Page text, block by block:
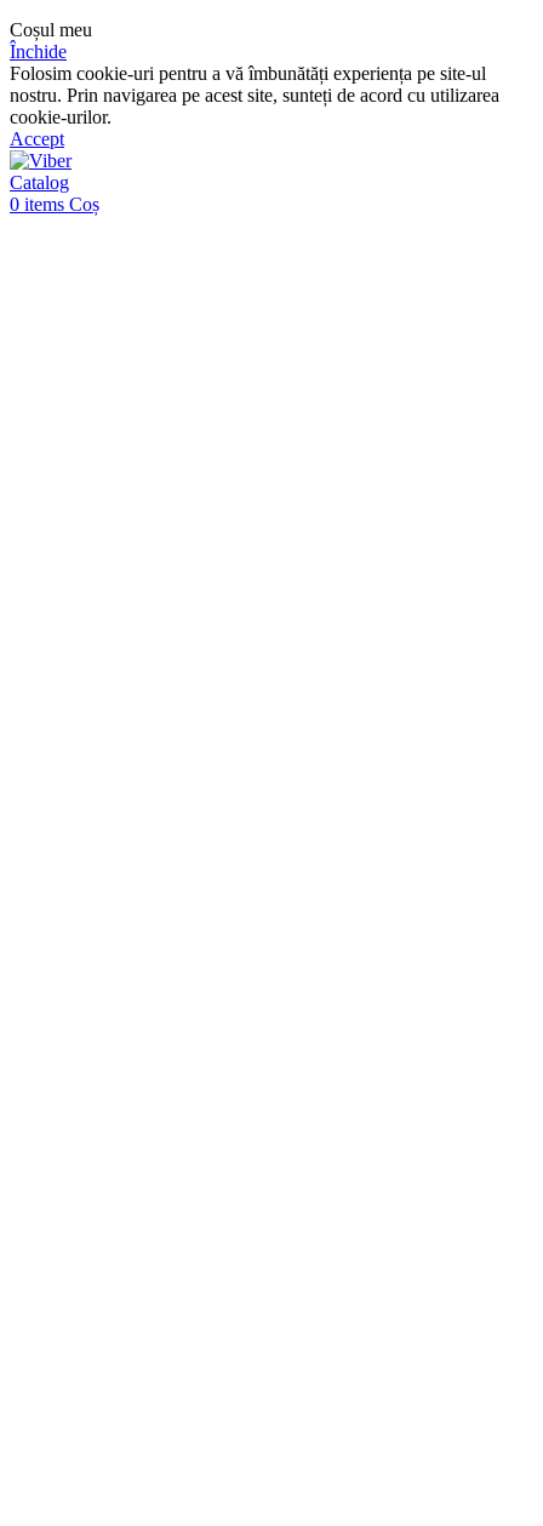
Coșul meu
Închide
Folosim cookie-uri pentru a vă îmbunătăți experiența pe site-ul
nostru. Prin navigarea pe acest site, sunteți de acord cu utilizarea
cookie-urilor.
Accept
Catalog
0 items Coș